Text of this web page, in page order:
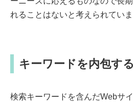
れることはないと考えられていま
キーワードを内包す
検索キーワードを含んだWebサ